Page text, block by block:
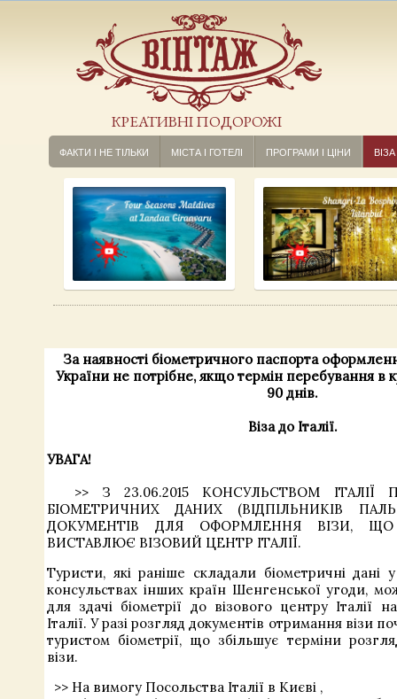
КРЕАТИВНІ ПОДОРОЖІ
ФАКТИ І НЕ ТІЛЬКИ МІСТА І ГОТЕЛІ ПРОГРАМИ І ЦІНИ ВІЗА
За наявності біометричного паспорта
України не потрібне, якщо термін перебування в
90 днів.
Віза до Італії.
УВАГА!
>> З 23.06.2015 КОНСУЛЬСТВОМ ІТАЛІЇ
БІОМЕТРИЧНИХ ДАНИХ (ВІДПІЛЬНИКІВ
ДОКУМЕНТІВ ДЛЯ ОФОРМЛЕННЯ ВІЗИ,
ВИСТАВЛЮЄ ВІЗОВИЙ ЦЕНТР ІТАЛІЇ.
Туристи, які раніше складали біометричні дані
консульствах інших країн Шенгенської угоди,
для здачі біометрії до візового центру Італії
Італії. У разі розгляд документів отримання візи
туристом біометрії, що збільшує терміни
візи.
>> На вимогу Посольства Італії в Києві ,